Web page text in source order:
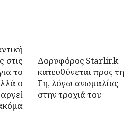
στις
το
ο
Δορυφόρος Starlink
κατευθύνεται προς τη
Γη, λόγω ανωμαλίας
στην τροχιά του